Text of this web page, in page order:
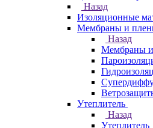
Назад
Изоляционные
Мембраны и
Назад
Мембраны
Утеплитель
Назад
Утеплитель